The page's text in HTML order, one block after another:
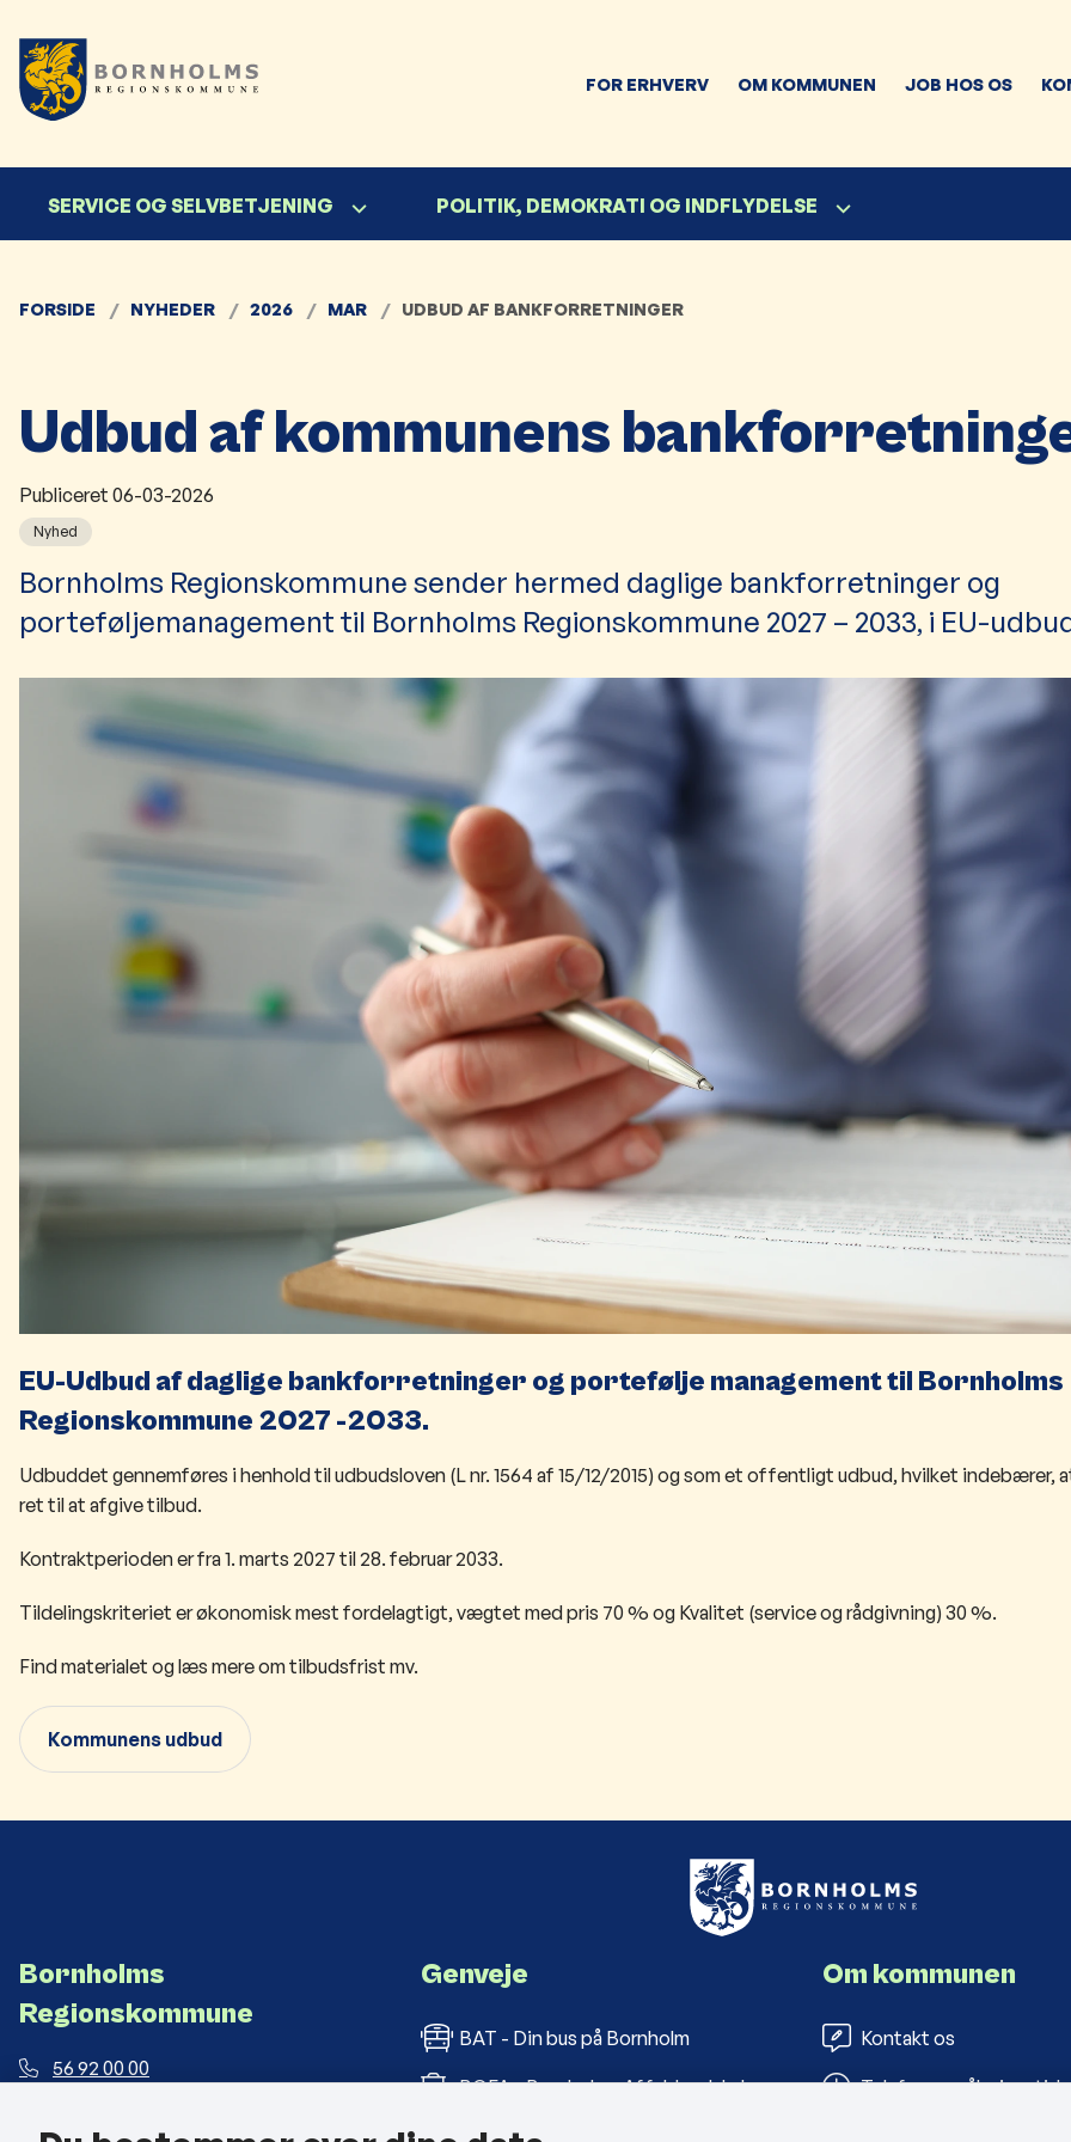
FOR ERHVERV OM KOMMUNEN JOB HOS OS
SERVICE OG SELVBETJENING POLITIK, DEMOKRATI OG INDFLYDELSE
FORSIDE NYHEDER 2026 MAR UDBUD AF BANKFORRETNINGER
Udbud af kommunens
Publiceret 06-03-2026
Nyhed
Bornholms Regionskommune sender hermed daglige bankforretninger og
porteføljemanagement til Bornholms Regionskommune 2027 – 2033, i EU-
EU-Udbud af daglige bankforretninger og portefølje management til Bornholms
Regionskommune 2027 -2033.
Udbuddet gennemføres i henhold til udbudsloven (L nr. 1564 af 15/12/2015) og som et offentligt udbud, hvilket indebærer,
ret til at afgive tilbud.
Kontraktperioden er fra 1. marts 2027 til 28. februar 2033.
Tildelingskriteriet er økonomisk mest fordelagtigt, vægtet med pris 70 % og Kvalitet (service og rådgivning) 30 %.
Find materialet og læs mere om tilbudsfrist mv.
Kommunens udbud
Bornholms
Regionskommune
56 92 00 00
Genveje
BAT - Din bus på Bornholm
BOFA - Bornholms Affaldsselskab
Bornholms Folkebiblioteker
Om kommunen
Kontakt os
Telefon- og